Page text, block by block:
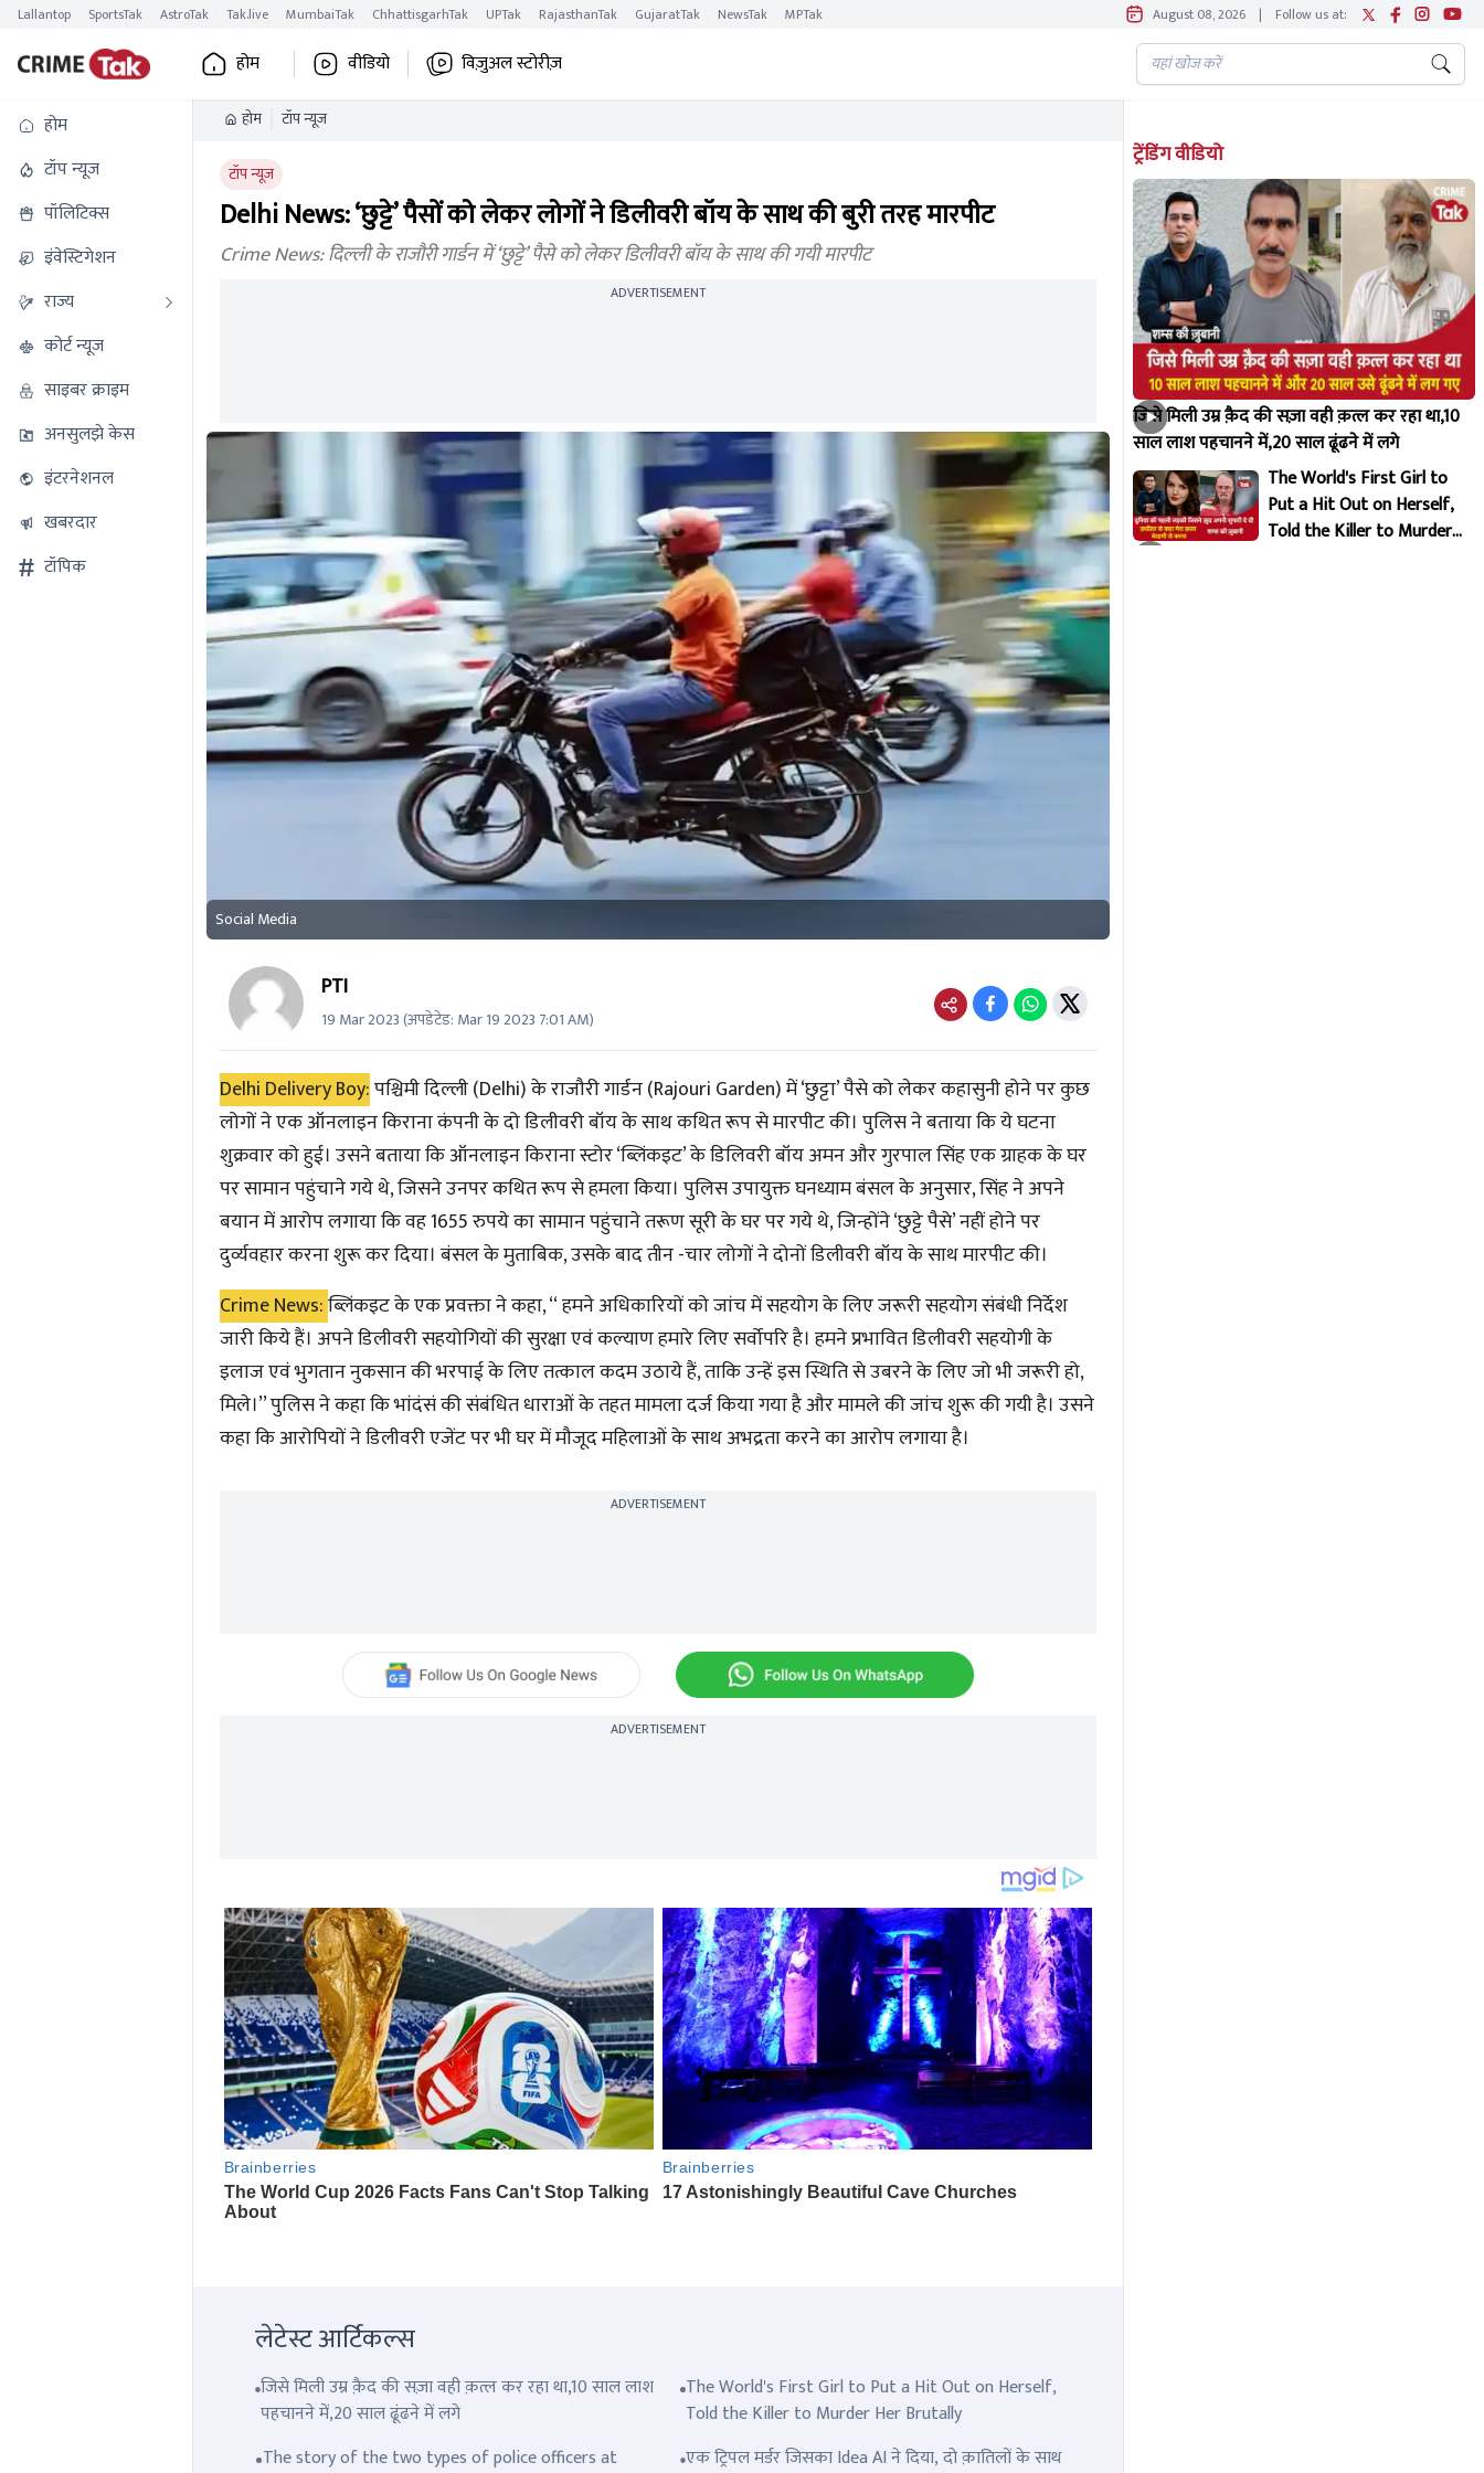
Lallantop SportsTak AstroTak Tak.live MumbaiTak ChhattisgarhTak UPTak RajasthanTak GujaratTak NewsTak MPTak August 08, 2026 | Follow us at:
होम वीडियो विज़ुअल स्टोरीज़
होम
टॉप न्यूज
पॉलिटिक्स
इंवेस्टिगेशन
राज्य
कोर्ट न्यूज
साइबर क्राइम
अनसुलझे केस
इंटरनेशनल
खबरदार
टॉपिक
होम टॉप न्यूज
टॉप न्यूज
Delhi News: ‘छुट्टे’ पैसों को लेकर लोगों ने डिलीवरी बॉय के साथ की बुरी तरह मारपीट
Crime News: दिल्ली के राजौरी गार्डन में ‘छुट्टे’ पैसे को लेकर डिलीवरी बॉय के साथ की गयी मारपीट
ADVERTISEMENT
Social Media
PTI
19 Mar 2023(अपडेटेड: Mar 19 2023 7:01 AM)
Delhi Delivery Boy:पश्चिमी दिल्ली(Delhi)के राजौरी गार्डन(Rajouri Garden)में ‘छुट्टा’ पैसे को लेकर कहासुनी होने पर कुछ
लोगों ने एक ऑनलाइन किराना कंपनी के दो डिलीवरी बॉय के साथ कथित रूप से मारपीट की। पुलिस ने बताया कि ये घटना
शुक्रवार को हुई। उसने बताया कि ऑनलाइन किराना स्टोर ‘ब्लिंकइट’ के डिलिवरी बॉय अमन और गुरपाल सिंह एक ग्राहक के घर
पर सामान पहुंचाने गये थे, जिसने उनपर कथित रूप से हमला किया। पुलिस उपायुक्त घनध्याम बंसल के अनुसार, सिंह ने अपने
बयान में आरोप लगाया कि वह 1655 रुपये का सामान पहुंचाने तरूण सूरी के घर पर गये थे, जिन्होंने ‘छुट्टे पैसे’ नहीं होने पर
दुर्व्यवहार करना शुरू कर दिया। बंसल के मुताबिक, उसके बाद तीन -चार लोगों ने दोनों डिलीवरी बॉय के साथ मारपीट की।
Crime News:ब्लिंकइट के एक प्रवक्ता ने कहा, ‘‘ हमने अधिकारियों को जांच में सहयोग के लिए जरूरी सहयोग संबंधी निर्देश
जारी किये हैं। अपने डिलीवरी सहयोगियों की सुरक्षा एवं कल्याण हमारे लिए सर्वोपरि है। हमने प्रभावित डिलीवरी सहयोगी के
इलाज एवं भुगतान नुकसान की भरपाई के लिए तत्काल कदम उठाये हैं, ताकि उन्हें इस स्थिति से उबरने के लिए जो भी जरूरी हो,
मिले।’’ पुलिस ने कहा कि भांदंसं की संबंधित धाराओं के तहत मामला दर्ज किया गया है और मामले की जांच शुरू की गयी है। उसने
कहा कि आरोपियों ने डिलीवरी एजेंट पर भी घर में मौजूद महिलाओं के साथ अभद्रता करने का आरोप लगाया है।
ADVERTISEMENT
ADVERTISEMENT
लेटेस्ट आर्टिकल्स
जिसे मिली उम्र क़ैद की सज़ा वही क़त्ल कर रहा था,10 साल लाश
पहचानने में,20 साल ढूंढने में लगे
The World's First Girl to Put a Hit Out on Herself,
Told the Killer to Murder Her Brutally
The story of the two types of police officers at
एक ट्रिपल मर्डर जिसका Idea AI ने दिया, दो क़ातिलों के साथ
ट्रेंडिंग वीडियो
जिसे मिली उम्र क़ैद की सज़ा वही क़त्ल कर रहा था,10
साल लाश पहचानने में,20 साल ढूंढने में लगे
The World's First Girl to
Put a Hit Out on Herself,
Told the Killer to Murder